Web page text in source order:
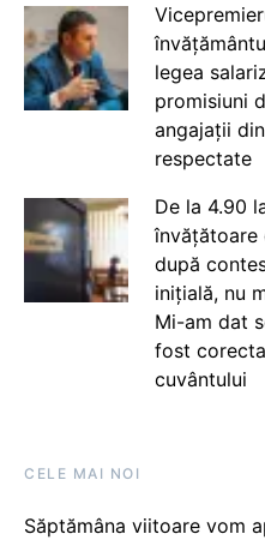
legea
promisiuni
angajații
respectate
De la 4.90
învățătoare
după
inițială, nu
Mi-am dat
fost
cuvântului
CELE MAI NOI
Săptămâna viitoare vom